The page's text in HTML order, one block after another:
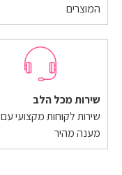
המוצרים
שירות מכל הלב
שירות לקוחות מקצועי עם
מענה מהיר